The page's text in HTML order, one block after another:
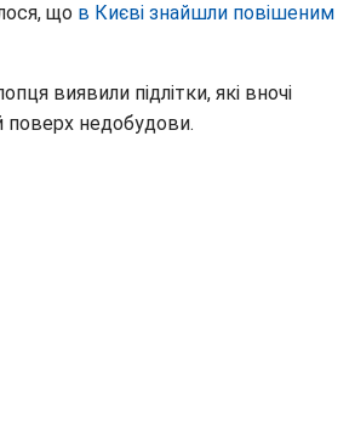
що в Києві знайшли повішеним
виявили підлітки, які вночі
поверх недобудови.